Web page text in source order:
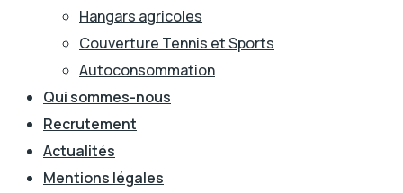
Hangars agricoles
Couverture Tennis et Sports
Autoconsommation
Qui sommes-nous
Recrutement
Actualités
Mentions légales